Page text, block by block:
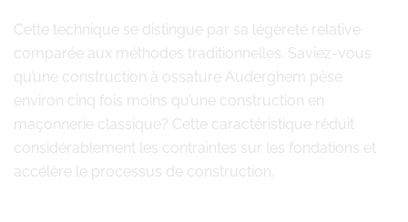
Cette technique se distingue par sa légèreté relative
comparée aux méthodes traditionnelles. Saviez-vous
qu’une construction à ossature Auderghem pèse
environ cinq fois moins qu’une construction en
maçonnerie classique? Cette caractéristique réduit
considérablement les contraintes sur les fondations et
accélère le processus de construction.